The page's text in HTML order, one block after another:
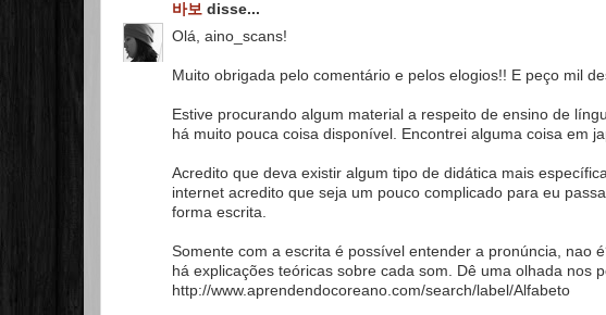
바보 disse...
Olá, aino_scans!
Muito obrigada pelo comentário e pelos elogios!! E peço mil
Estive procurando algum material a respeito de ensino de
há muito pouca coisa disponível. Encontrei alguma coisa em
Acredito que deva existir algum tipo de didática mais
internet acredito que seja um pouco complicado para eu
forma escrita.
Somente com a escrita é possível entender a pronúncia, nao
há explicações teóricas sobre cada som. Dê uma olhada nos
http://www.aprendendocoreano.com/search/label/Alfabeto